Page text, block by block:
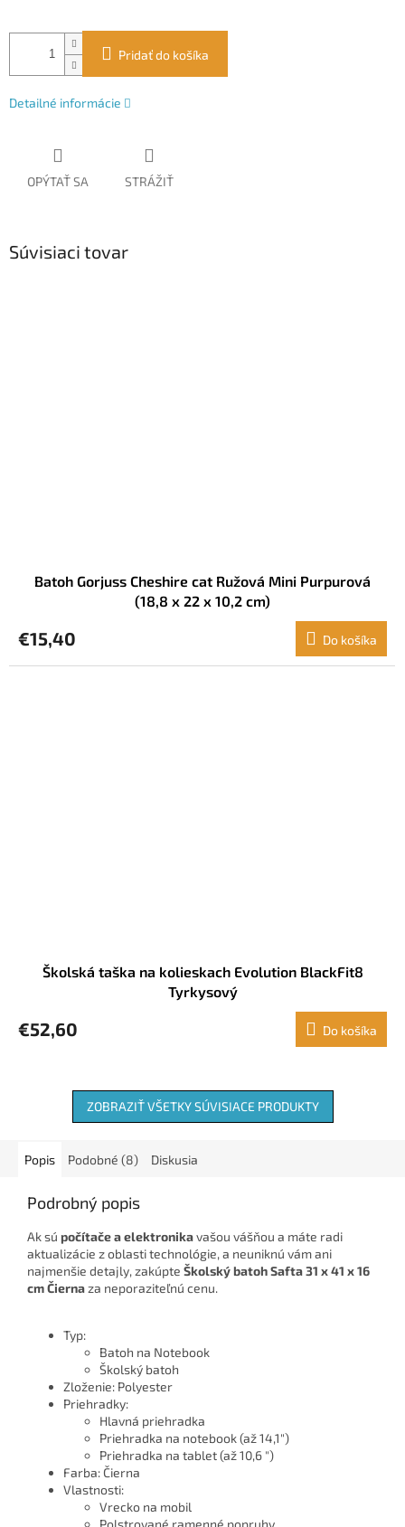
cena:
Pridať do košíka
Detailné informácie
OPÝTAŤ SA STRÁŽIŤ
Súvisiaci tovar
Batoh Gorjuss Cheshire cat Ružová Mini Purpurová
(18,8 x 22 x 10,2 cm)
€15,40 Do košíka
Školská taška na kolieskach Evolution BlackFit8
Tyrkysový
€52,60 Do košíka
ZOBRAZIŤ VŠETKY SÚVISIACE PRODUKTY
Popis Podobné (8) Diskusia
Podrobný popis
Ak sú počítače a elektronikavašou vášňou a máte radi
aktualizácie z oblasti technológie, a neuniknú vám ani
najmenšie detajly, zakúpte Školský batoh Safta 31 x 41 x 16
cm Čiernaza neporaziteľnú cenu.
Typ:
Batoh na Notebook
Školský batoh
Zloženie: Polyester
Priehradky:
Hlavná priehradka
Priehradka na notebook (až 14,1")
Priehradka na tablet (až 10,6 ")
Farba: Čierna
Vlastnosti:
Vrecko na mobil